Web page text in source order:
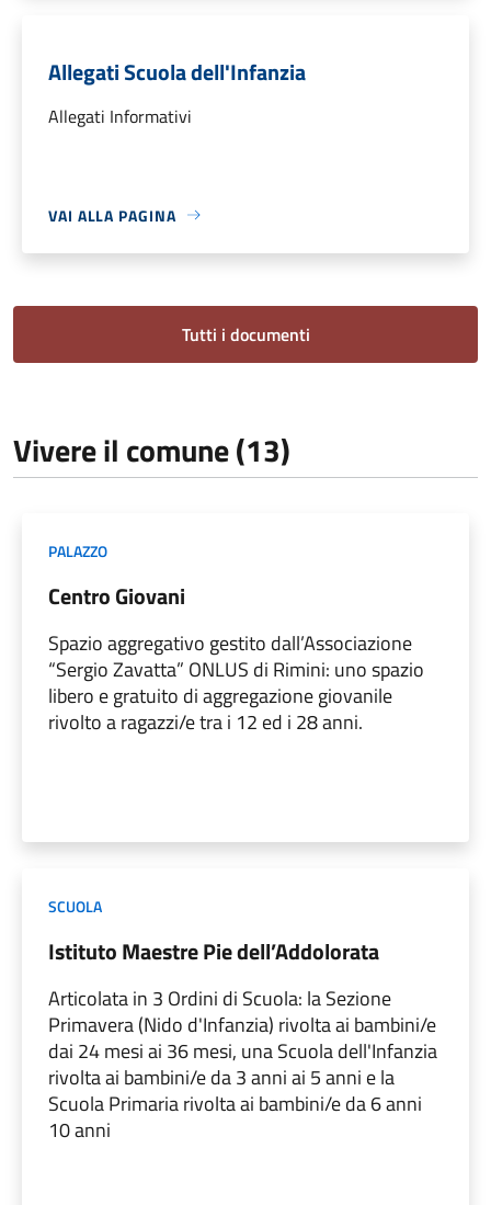
Allegati Scuola dell'Infanzia
Allegati Informativi
VAI ALLA PAGINA
Tutti i documenti
Vivere il comune (13)
PALAZZO
Centro Giovani
Spazio aggregativo gestito dall’Associazione
“Sergio Zavatta” ONLUS di Rimini: uno spazio
libero e gratuito di aggregazione giovanile
rivolto a ragazzi/e tra i 12 ed i 28 anni.
SCUOLA
Istituto Maestre Pie dell’Addolorata
Articolata in 3 Ordini di Scuola: la Sezione
Primavera (Nido d'Infanzia) rivolta ai bambini/e
dai 24 mesi ai 36 mesi, una Scuola dell'Infanzia
rivolta ai bambini/e da 3 anni ai 5 anni e la
Scuola Primaria rivolta ai bambini/e da 6 anni
10 anni